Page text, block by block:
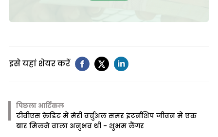
इसे यहां शेयर करें
पिछला आर्टिकल
टीवीएस क्रेडिट में मेरी वर्चुअल समर इंटर्नशिप जीवन में एक
बार मिलने वाला अनुभव थी - शुभम लैंगर